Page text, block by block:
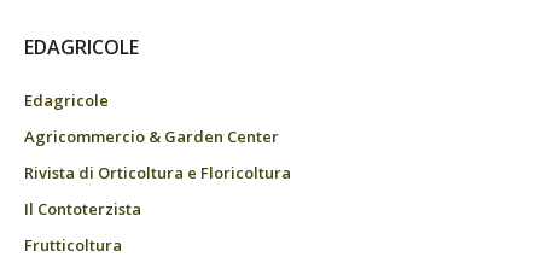
EDAGRICOLE
Edagricole
Agricommercio & Garden Center
Rivista di Orticoltura e Floricoltura
Il Contoterzista
Frutticoltura